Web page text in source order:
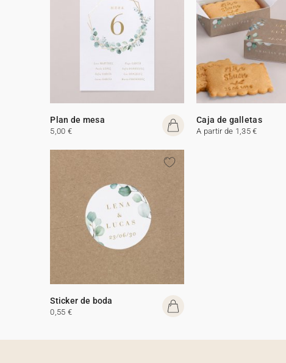
Plan de mesa
5,00 €
Caja de galletas
A partir de 1,35 €
Sticker de boda
0,55 €